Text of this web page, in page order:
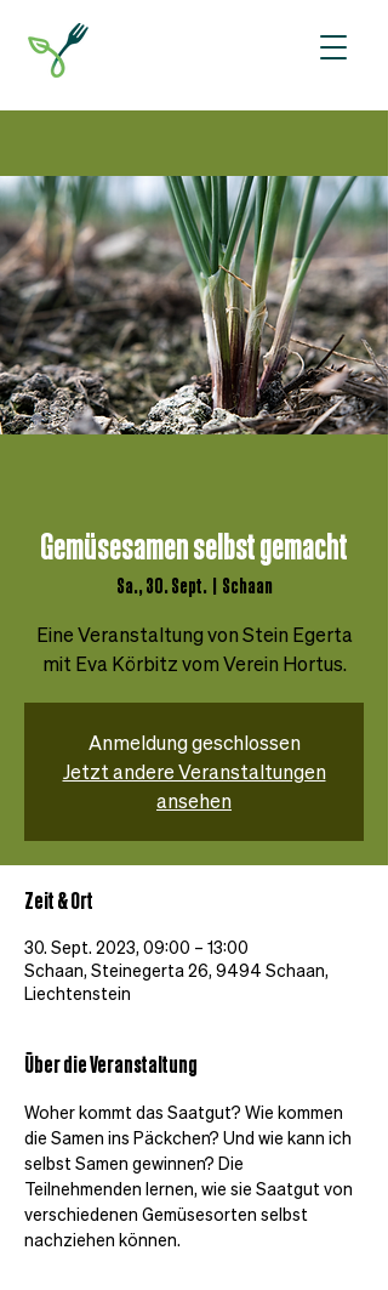
Gemüsesamen selbst gemacht
Sa., 30. Sept.
  |
Schaan
Eine Veranstaltung von Stein Egerta
mit Eva Körbitz vom Verein Hortus.
Anmeldung geschlossen
Jetzt andere Veranstaltungen
ansehen
Zeit & Ort
30. Sept. 2023, 09:00 – 13:00
Schaan, Steinegerta 26, 9494 Schaan,
Liechtenstein
Über die Veranstaltung
Woher kommt das Saatgut? Wie kommen
die Samen ins Päckchen? Und wie kann ich
selbst Samen gewinnen? Die
Teilnehmenden lernen, wie sie Saatgut von
verschiedenen Gemüsesorten selbst
nachziehen können.